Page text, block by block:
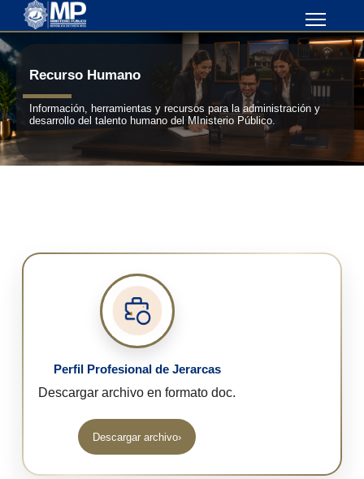
Recurso Humano
Información, herramientas y recursos para la administración y
desarrollo del talento humano del MInisterio Público.
Perfil Profesional de Jerarcas
Descargar archivo en formato doc.
Descargar archivo›
(abre en una nueva pestaña)